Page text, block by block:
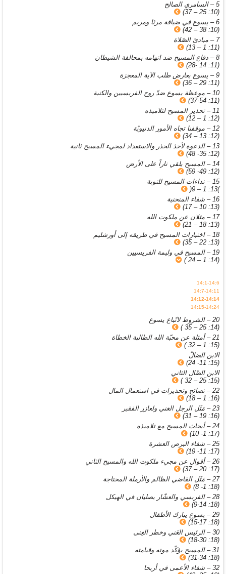
5 – السامري الصالح
(10: 25 – 37)
6 – يسوع في ضيافة مرثا ومريم
(10: 38 – 42)
7 – مبادئ الصّلاة
(11: 1 – 13)
8 – دفاع المسيح ضد اتهامه بمحالفة الشيطان
(11: 14 -28)
9 – يسوع يعارض طلب الآية المعجزة
(11: 29 – 36)
10 – موعظة يسوع ضدّ روح الفريسيين والكتبة
(11: 37-54)
11 – تحذير المسيح لتلاميذه
(12: 1 – 12)
12 – موقفنا تجاه الأمور الدنيويّة
(12: 13 – 34)
13 – الدعوة لأخذ الحذر والاستعداد لمجيء المسيح ثانية
(12: 35- 48)
14 – المسيح يلقي ناراً على الأرض
(12: 49- 59)
15 – نداءات المسيح للتوبة
)13: 1 – 9(
16 – شفاء المنحنية
(13: 10 – 17)
17 – مثلان عن ملكوت الله
(13: 18 – 21)
18 – اختبارات المسيح في طريقه إلى أورشليم
(13: 22 – 35)
19 – المسيح في وليمة الفريسيين
(14: 1 – 24 )
14:1-14:6
14:7-14:11
14:12-14:14
14:15-14:24
20 – الشروط لاتّباع يسوع
(14: 25 – 35 )
21 – أمثلة عن محبّة الله الطالبة الخطاة
(15: 1 – 32 )
الابن الضالّ
(15: 11- 24)
الابن الضّال الثاني
(15: 25 – 32 )
22 – نصائح وتحذيرات في استعمال المال
(16: 1 – 18)
23 – مَثَل الرجل الغني ولعازر الفقير
(16: 19 – 31)
24 – أبحاث المسيح مع تلاميذه
(17: 1- 10)
25 – شفاء البرص العشرة
(17: 11- 19)
26 – أقوال عن مجيء ملكوت الله والمسيح الثاني
(17: 20 – 37)
27 – مَثَل القاضي الظالم والأرملة المحتاجة
(18: 1- 8)
28 – الفريسي والعشّار يصليان في الهيكل
(18: 9-14)
29 – يسوع يبارك الأطفال
(18: 15-17)
30 – الرئيس الغَني وخطر الغِنى
(18: 18-30)
31 – المسيح يؤكّد موته وقيامته
(18: 31-34)
32 – شفاء الأعمى في أريحا